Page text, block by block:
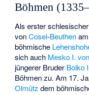
Böhmen
Als erster
vonCosel-Beuthen
böhmische
sich auch Mesko I.
jüngerer Bruder Bolko
Böhmen zu. Am 17.
Olmütz dem